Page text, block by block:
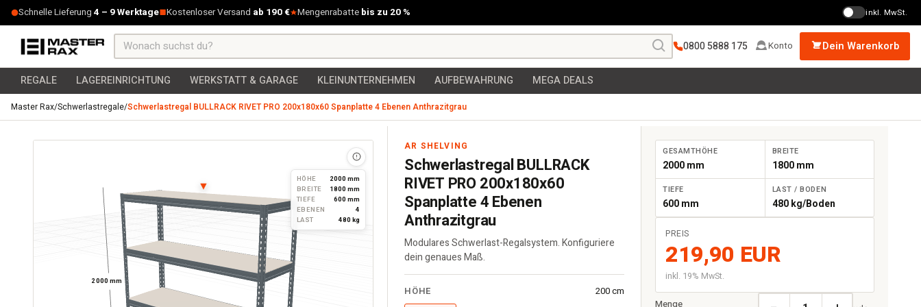
Zum Inhalt springen
Schnelle Lieferung 4 – 9 Werktage Kostenloser Versand ab 190 € Mengenrabatte bis zu 20 % inkl. MwSt.
0800 5888 175 Konto Dein Warenkorb
REGALE LAGEREINRICHTUNG WERKSTATT & GARAGE KLEINUNTERNEHMEN AUFBEWAHRUNG MEGA DEALS
Master Rax/Schwerlastregale/Schwerlastregal BULLRACK RIVET PRO 200x180x60 Spanplatte 4 Ebenen Anthrazitgrau
2000 mm
HÖHE
2000 mm
BREITE
1800 mm
TIEFE
600 mm
EBENEN
4
LAST
480 kg
▼
AR SHELVING
Schwerlastregal BULLRACK
RIVET PRO 200x180x60
Spanplatte 4 Ebenen
Anthrazitgrau
Modulares Schwerlast-Regalsystem. Konfiguriere
dein genaues Maß.
Regal
HÖHE 200 cm
GESAMTHÖHE
2000 mm
BREITE
1800 mm
TIEFE
600 mm
LAST / BODEN
480 kg/Boden
PREIS
219,90 EUR
inkl. 19% MwSt.
Menge